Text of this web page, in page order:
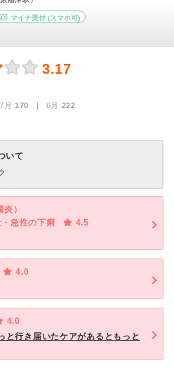
マイナ受付 (スマホ可)
3.17
月:170 | 6月:222
いて
）
急性の下痢
4.5
4.0
4.0
と行き届いたケアがあるともっと